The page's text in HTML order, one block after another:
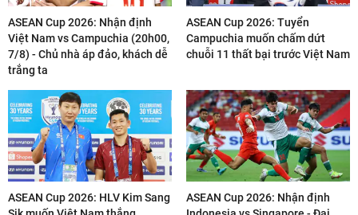
ASEAN Cup 2026: Nhận định
Việt Nam vs Campuchia (20h00,
7/8) - Chủ nhà áp đảo, khách dễ
trắng ta
ASEAN Cup 2026: Tuyển
Campuchia muốn chấm dứt
chuỗi 11 thất bại trước Việt Nam
ASEAN Cup 2026: HLV Kim Sang
ASEAN Cup 2026: Nhận định